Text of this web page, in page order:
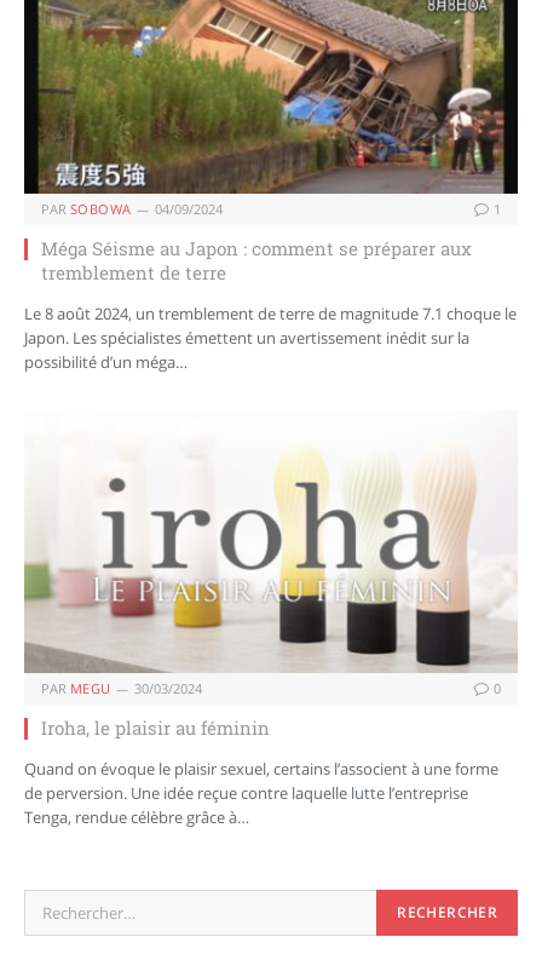
PAR SOBOWA 04/09/2024 1
Méga Séisme au Japon : comment se préparer aux
tremblement de terre
Le 8 août 2024, un tremblement de terre de magnitude 7.1 choque le
Japon. Les spécialistes émettent un avertissement inédit sur la
possibilité d’un méga…
PAR MEGU 30/03/2024 0
Iroha, le plaisir au féminin
Quand on évoque le plaisir sexuel, certains l’associent à une forme
de perversion. Une idée reçue contre laquelle lutte l’entreprise
Tenga, rendue célèbre grâce à…